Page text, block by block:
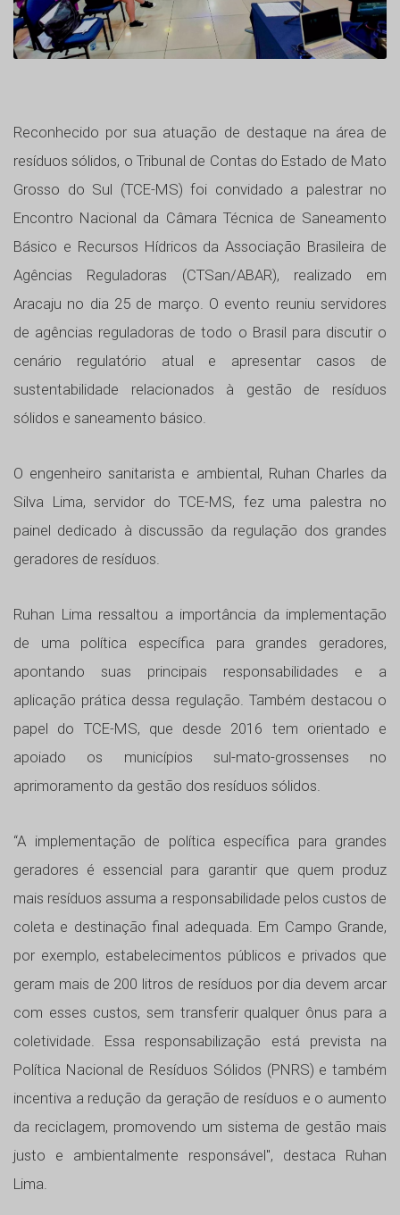
Reconhecido por sua atuação de destaque na área de
resíduos sólidos, o Tribunal de Contas do Estado de Mato
Grosso do Sul (TCE-MS) foi convidado a palestrar no
Encontro Nacional da Câmara Técnica de Saneamento
Básico e Recursos Hídricos da Associação Brasileira de
Agências Reguladoras (CTSan/ABAR), realizado em
Aracaju no dia 25 de março. O evento reuniu servidores
de agências reguladoras de todo o Brasil para discutir o
cenário regulatório atual e apresentar casos de
sustentabilidade relacionados à gestão de resíduos
sólidos e saneamento básico.
O engenheiro sanitarista e ambiental, Ruhan Charles da
Silva Lima, servidor do TCE-MS, fez uma palestra no
painel dedicado à discussão da regulação dos grandes
geradores de resíduos.
Ruhan Lima ressaltou a importância da implementação
de uma política específica para grandes geradores,
apontando suas principais responsabilidades e a
aplicação prática dessa regulação. Também destacou o
papel do TCE-MS, que desde 2016 tem orientado e
apoiado os municípios sul-mato-grossenses no
aprimoramento da gestão dos resíduos sólidos.
“A implementação de política específica para grandes
geradores é essencial para garantir que quem produz
mais resíduos assuma a responsabilidade pelos custos de
coleta e destinação final adequada. Em Campo Grande,
por exemplo, estabelecimentos públicos e privados que
geram mais de 200 litros de resíduos por dia devem arcar
com esses custos, sem transferir qualquer ônus para a
coletividade. Essa responsabilização está prevista na
Política Nacional de Resíduos Sólidos (PNRS) e também
incentiva a redução da geração de resíduos e o aumento
da reciclagem, promovendo um sistema de gestão mais
justo e ambientalmente responsável", destaca Ruhan
Lima.